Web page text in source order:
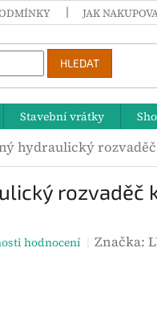
JAK
HLEDAT
Stavební vrátky
hydraulický rozvaděč
rozvaděč
hodnocení Značka: